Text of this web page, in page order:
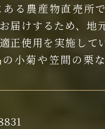
る農産物直売所
届けするため、地
正使用を実施して
小菊や笠間の栗